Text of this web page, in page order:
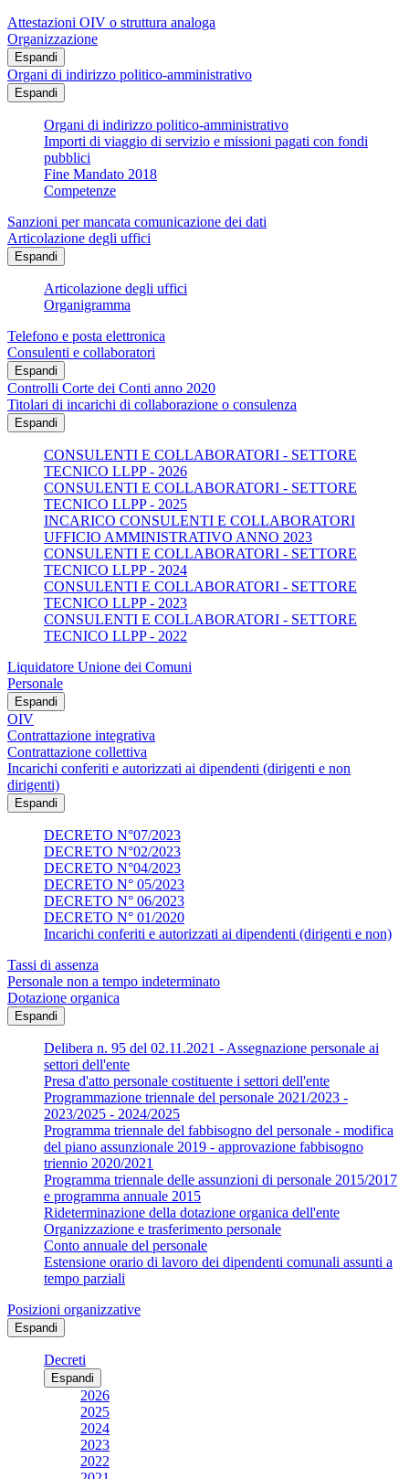
Attestazioni OIV o struttura analoga
Organizzazione
Espandi
Organi di indirizzo politico-amministrativo
Espandi
Organi di indirizzo politico-amministrativo
Importi di viaggio di servizio e missioni pagati con fondi
pubblici
Fine Mandato 2018
Competenze
Sanzioni per mancata comunicazione dei dati
Articolazione degli uffici
Espandi
Articolazione degli uffici
Organigramma
Telefono e posta elettronica
Consulenti e collaboratori
Espandi
Controlli Corte dei Conti anno 2020
Titolari di incarichi di collaborazione o consulenza
Espandi
CONSULENTI E COLLABORATORI - SETTORE
TECNICO LLPP - 2026
CONSULENTI E COLLABORATORI - SETTORE
TECNICO LLPP - 2025
INCARICO CONSULENTI E COLLABORATORI
UFFICIO AMMINISTRATIVO ANNO 2023
CONSULENTI E COLLABORATORI - SETTORE
TECNICO LLPP - 2024
CONSULENTI E COLLABORATORI - SETTORE
TECNICO LLPP - 2023
CONSULENTI E COLLABORATORI - SETTORE
TECNICO LLPP - 2022
Liquidatore Unione dei Comuni
Personale
Espandi
OIV
Contrattazione integrativa
Contrattazione collettiva
Incarichi conferiti e autorizzati ai dipendenti (dirigenti e non
dirigenti)
Espandi
DECRETO N°07/2023
DECRETO N°02/2023
DECRETO N°04/2023
DECRETO N° 05/2023
DECRETO N° 06/2023
DECRETO N° 01/2020
Incarichi conferiti e autorizzati ai dipendenti (dirigenti e non)
Tassi di assenza
Personale non a tempo indeterminato
Dotazione organica
Espandi
Delibera n. 95 del 02.11.2021 - Assegnazione personale ai
settori dell'ente
Presa d'atto personale costituente i settori dell'ente
Programmazione triennale del personale 2021/2023 -
2023/2025 - 2024/2025
Programma triennale del fabbisogno del personale - modifica
del piano assunzionale 2019 - approvazione fabbisogno
triennio 2020/2021
Programma triennale delle assunzioni di personale 2015/2017
e programma annuale 2015
Rideterminazione della dotazione organica dell'ente
Organizzazione e trasferimento personale
Conto annuale del personale
Estensione orario di lavoro dei dipendenti comunali assunti a
tempo parziali
Posizioni organizzative
Espandi
Decreti
Espandi
2026
2025
2024
2023
2022